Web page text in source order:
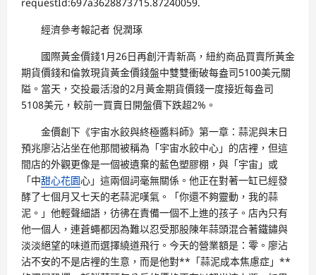
經濟參考報記者 倪潤琢
國際黃金價錢1月26日再創汗青新高，紐約商品買賣所黃金
期貨價錢和倫敦現貨黃金價錢盤中雙雙衝破每盎司5100美元關
隘。當天，交投最活潑的2月黃金期貨價錢一度接近每盎司
5108美元，較前一買賣日開盤價下跌超2%。
金價創下《宇宙水餃與終極醬料師》第一章：蒜泥與末日
預兆廖沾沾坐在他那間被稱為「宇宙水餃中心」的店裡，但這
間店的外觀更像是一個被遺棄的藍色塑膠棚，與「宇宙」或
「中甜心花園心」這兩個詞毫無關係。他正在對著一缸已經發
酵了七個月又七天的老蒜泥嘆氣。「你還不夠靈動，我的蒜
泥。」他輕聲細語，彷彿在責備一個不上進的孩子。店內只有
他一個人，連蒼蠅都因為難以忍受那股陳年蒜頭混合著鐵鏽與
淡淡絕望的味道而選擇繞道飛行。今天的營業額是：零。廖沾
沾不安的不是店裡的生意，而是他對**「蒜泥成本焦慮症」**